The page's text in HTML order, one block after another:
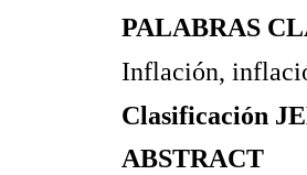
PALABRAS
Inflación,
Clasificación
ABSTRACT